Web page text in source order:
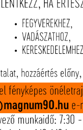
Steyr-Mannlicher
300 WSM
68605 Kártyát igényelek